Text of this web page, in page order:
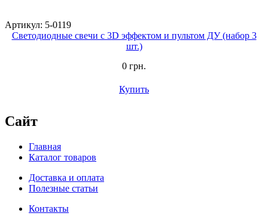
Артикул: 5-0119
Светодиодные свечи с 3D эффектом и пультом ДУ (набор 3
шт.)
0 грн.
Купить
Сайт
Главная
Каталог товаров
Доставка и оплата
Полезные статьи
Контакты